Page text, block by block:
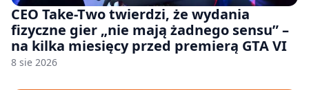
CEO Take-Two twierdzi, że wydania
fizyczne gier „nie mają żadnego sensu” –
na kilka miesięcy przed premierą GTA VI
8 sie 2026